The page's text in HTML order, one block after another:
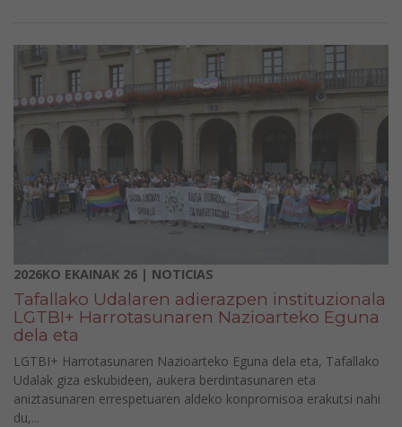
2026KO EKAINAK 26 | NOTICIAS
Tafallako Udalaren adierazpen instituzionala
LGTBI+ Harrotasunaren Nazioarteko Eguna
dela eta
LGTBI+ Harrotasunaren Nazioarteko Eguna dela eta, Tafallako
Udalak giza eskubideen, aukera berdintasunaren eta
aniztasunaren errespetuaren aldeko konpromisoa erakutsi nahi
du,...